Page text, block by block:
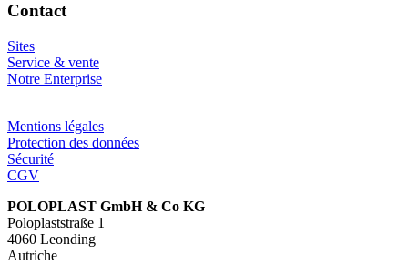
Contact
Sites
Service & vente
Notre Enterprise
Mentions légales
Protection des données
Sécurité
CGV
POLOPLAST GmbH & Co KG
Poloplaststraße 1
4060 Leonding
Autriche